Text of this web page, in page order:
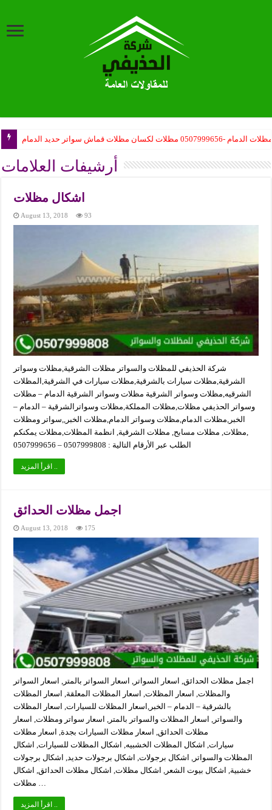
الدمام -0507999656 مظلات لكسان مظلات قماش سواتر حديد الدمام
مظلات المدارس حكومية – مظلات مدارس أهلية – مظلات المشاريع تركيب
أرشيفات العلامات
اشكال مظلات
August 13, 2018 93
شركة الحذيفي للمظلات والسواتر مظلات الشرقية,مظلات وسواتر
الشرقية,مظلات سيارات بالشرقية,مظلات سيارات في الشرقية,المظلات
الشرقيه,مظلات وسواتر الشرقية مظلات وسواتر الشرقية الدمام – مظلات
وسواتر الحذيفي مظلات,مظلات المملكة,مظلات وسواترالشرقية – الدمام –
الخبر,مظلات الدمام,مظلات وسواتر الدمام,مظلات الخبر,,سواتر ومظلات
,مظلات, مظلات مسابح, مظلات الشرقية, انظمة المظلات,مظلات يمكنكم
الطلب عبر الأرقام التالية : 0507999808 – 0507999656
اجمل مظلات الحدائق
August 13, 2018 175
اجمل مظلات الحدائق, اسعار السواتر, اسعار السواتر بالمتر, اسعار السواتر
والمظلات, اسعار المظلات, اسعار المظلات المعلقة, اسعار المظلات
بالشرقية – الدمام – الخبر,اسعار المظلات للسيارات, اسعار المظلات
والسواتر, اسعار المظلات والسواتر بالمتر, اسعار سواتر ومظلات, اسعار
مظلات الحدائق, اسعار مظلات السيارات بجدة, اسعار مظلات
سيارات, اشكال المظلات الخشبيه, اشكال المظلات للسيارات, اشكال
المظلات والسواتر, اشكال برجولات, اشكال برجولات حديد, اشكال برجولات
خشبية, اشكال بيوت الشعر, اشكال مظلات, اشكال مظلات الحدائق, اشكال